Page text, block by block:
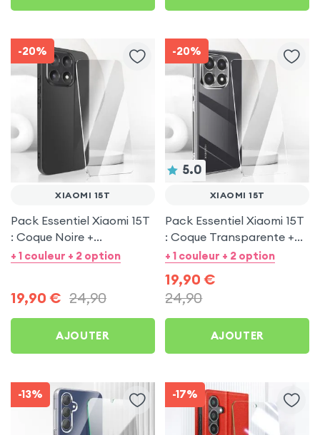
-20%
XIAOMI 15T
Pack Essentiel Xiaomi 15T
: Coque Noire +
Protection écran
+ 1 couleur + 2 option
19,90 € 24,90
AJOUTER
-20%
5.0
XIAOMI 15T
Pack Essentiel Xiaomi 15T
: Coque Transparente +
Protection écran
+ 1 couleur + 2 option
19,90 €
24,90
AJOUTER
-13% -17%